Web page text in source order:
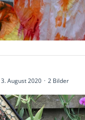
3. August 2020 2 Bilder